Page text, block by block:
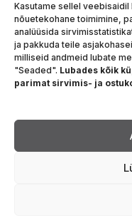
Kasutame sellel
nõuetekohane toimimine,
analüüsida
ja pakkuda teile
milliseid andmeid lubate
"Seaded". Lubades kõik
parimat sirvimis- ja